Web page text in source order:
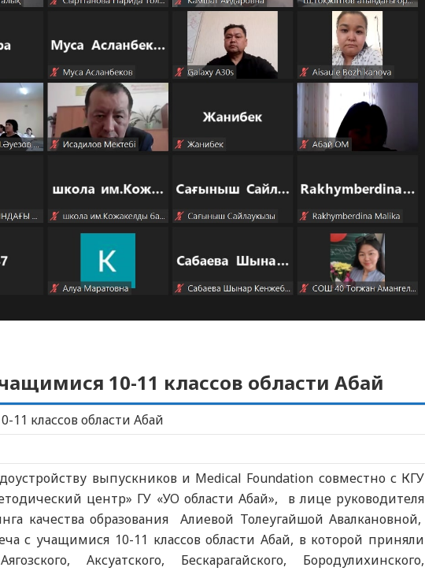
10-11 классов области Абай
11 классов области Абай
выпускников и Medical Foundation совместно с КГУ
центр» ГУ «УО области Абай», в лице руководителя
качества образования Алиевой Толеугайшой Авалкановной,
с учащимися 10-11 классов области Абай, в которой приняли
Аксуатского, Бескарагайского, Бородулихинского,